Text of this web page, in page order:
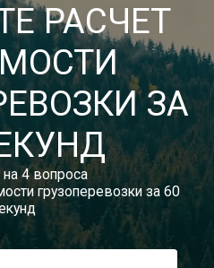
8 (800) 533-86-05
по России бесплатный
Заказать звонок
Тарифы
Отзывы
Статьи
Новости
Документы
Контакты
РАСЧЕТ
ЗА
на 4 вопроса
грузоперевозки за 60